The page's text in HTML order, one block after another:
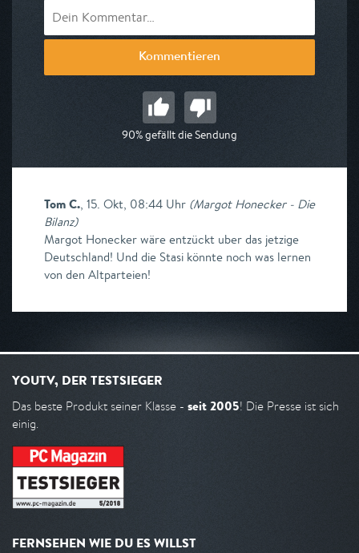
Kommentieren
90% gefällt die Sendung
Tom C., 15. Okt, 08:44 Uhr (Margot Honecker - Die
Bilanz)
Margot Honecker wäre entzückt uber das jetzige
Deutschland! Und die Stasi könnte noch was lernen
von den Altparteien!
YOUTV, DER TESTSIEGER
Das beste Produkt seiner Klasse - seit 2005! Die Presse ist sich
einig.
FERNSEHEN WIE DU ES WILLST